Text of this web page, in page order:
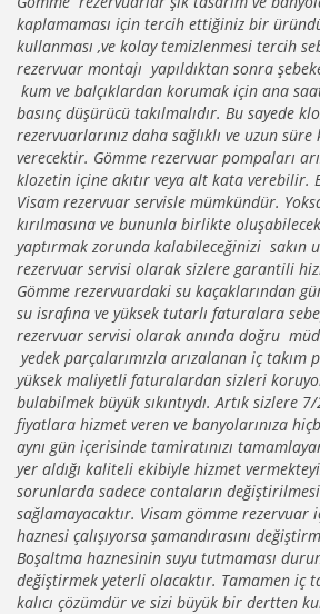
kaplamaması için tercih ettiğiniz bir
kullanması ,ve kolay temizlenmesi tercih
rezervuar montajı yapıldıktan sonra
kum ve balçıklardan korumak için ana
basınç düşürücü takılmalıdır. Bu sayede
rezervuarlarınız daha sağlıklı ve uzun
verecektir. Gömme rezervuar pompaları
klozetin içine akıtır veya alt kata verebilir.
Visam rezervuar servisle mümkündür.
kırılmasına ve bununla birlikte
yaptırmak zorunda kalabileceğinizi sakın
rezervuar servisi olarak sizlere garantili
Gömme rezervuardaki su kaçaklarından
su israfına ve yüksek tutarlı faturalara
rezervuar servisi olarak anında doğru
yedek parçalarımızla arızalanan iç takım
yüksek maliyetli faturalardan sizleri
bulabilmek büyük sıkıntıydı. Artık sizlere
fiyatlara hizmet veren ve banyolarınıza
aynı gün içerisinde tamiratınızı
yer aldığı kaliteli ekibiyle hizmet
sorunlarda sadece contaların
sağlamayacaktır. Visam gömme
haznesi çalışıyorsa şamandırasını
Boşaltma haznesinin suyu tutmaması
değiştirmek yeterli olacaktır. Tamamen iç
kalıcı çözümdür ve sizi büyük bir dertten